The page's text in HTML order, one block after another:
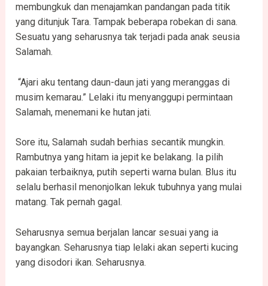
membungkuk dan menajamkan pandangan pada titik
yang ditunjuk Tara. Tampak beberapa robekan di sana.
Sesuatu yang seharusnya tak terjadi pada anak seusia
Salamah.
“Ajari aku tentang daun-daun jati yang meranggas di
musim kemarau.” Lelaki itu menyanggupi permintaan
Salamah, menemani ke hutan jati.
Sore itu, Salamah sudah berhias secantik mungkin.
Rambutnya yang hitam ia jepit ke belakang. Ia pilih
pakaian terbaiknya, putih seperti warna bulan. Blus itu
selalu berhasil menonjolkan lekuk tubuhnya yang mulai
matang. Tak pernah gagal.
Seharusnya semua berjalan lancar sesuai yang ia
bayangkan. Seharusnya tiap lelaki akan seperti kucing
yang disodori ikan. Seharusnya.